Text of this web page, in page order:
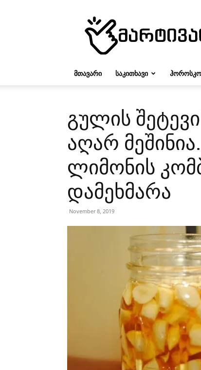
ᲛᲗᲐᲕᲐᲠᲘ ᲡᲐᲙᲘᲗᲮᲐᲕᲘ
გულის
აღარ
ლიმონის
დამეხმარა
November 8, 2019